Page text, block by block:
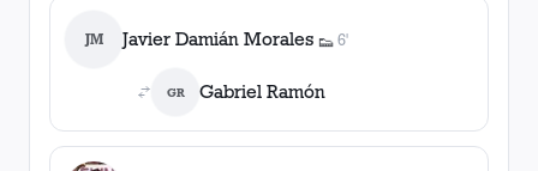
JM Javier Damián Morales 👟
1asistencia
6'
GR Gabriel Ramón